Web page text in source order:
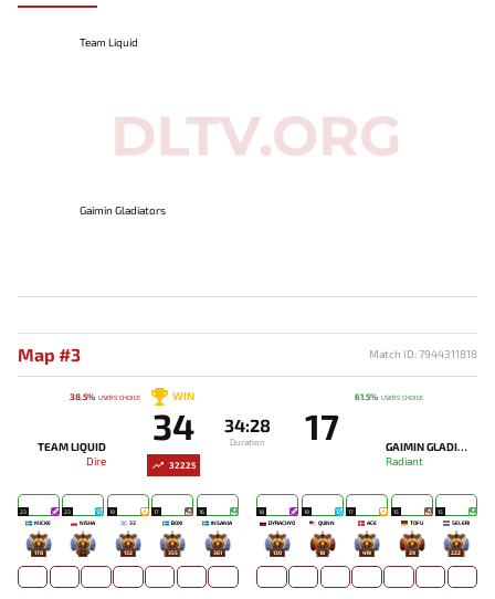
Team Liquid
Gaimin Gladiators
Map #3 Match ID: 7944311818
38.5% USERS' CHOICE
32225
TEAM LIQUID
Dire
WIN
34 34:28
Duration 17
GAIMIN GLADIATORS
Radiant
61.5% USERS' CHOICE
23
MICKE
178
23
NISHA
-
19
33
132
17
BOXI
355
16
INSANIA
361
18
DYRACHYO
130
19
QUINN
18
17
ACE
419
15
TOFU
29
15
SELERI
222